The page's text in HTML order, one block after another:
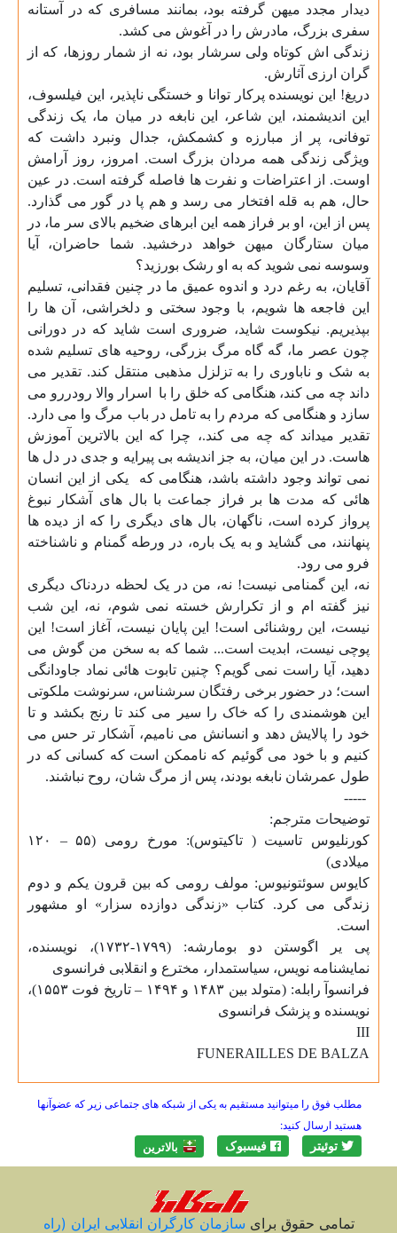
دیدار مجدد میهن گرفته بود، بمانند مسافری که در آستانه
سفری بزرگ، مادرش را در آغوش می کشد.
زندگی اش کوتاه ولی سرشار بود، نه از شمار روزها، که از
گران ارزی آثارش.
دریغ! این نویسنده پرکار توانا و خستگی ناپذیر، این فیلسوف،
این اندیشمند، این شاعر، این نابغه در میان ما، یک زندگی
توفانی، پر از مبارزه و کشمکش، جدال ونبرد داشت که
ویژگی زندگی همه مردان بزرگ است. امروز، روز آرامش
اوست. از اعتراضات و نفرت ها فاصله گرفته است. در عین
حال، هم به قله افتخار می رسد و هم پا در گور می گذارد.
پس از این، او بر فراز همه این ابرهای ضخیم بالای سر ما، در
میان ستارگان میهن خواهد درخشید. شما حاضران، آیا
وسوسه نمی شوید که به او رشک بورزید؟
آقایان، به رغم درد و اندوه عمیق ما در چنین فقدانی، تسلیم
این فاجعه ها شویم، با وجود سختی و دلخراشی، آن ها را
بپذیریم. نیکوست شاید، ضروری است شاید که در دورانی
چون عصر ما، گه گاه مرگ بزرگی، روحیه های تسلیم شده
به شک و ناباوری را به تزلزل مذهبی منتقل کند. تقدیر می
داند چه می کند، هنگامی که خلق را با
اسرار والا رودررو می
سازد و هنگامی که مردم را به تامل در باب مرگ وا می دارد.
تقدیر میداند که چه می کند.، چرا که این بالاترین آموزش
هاست. در این میان، به جز اندیشه بی پیرایه و جدی در دل ها
نمی تواند وجود داشته باشد، هنگامی که
یکی از این انسان
هائی که مدت ها بر فراز جماعت با بال های آشکار نبوغ
پرواز کرده است، ناگهان، بال های دیگری را که از دیده ها
پنهانند، می گشاید و به یک باره، در ورطه گمنام و ناشناخته
فرو می رود.
نه، این گمنامی نیست! نه، من در یک لحظه دردناک دیگری
نیز گفته ام و از تکرارش خسته نمی شوم، نه، این شب
نیست، این روشنائی است! این پایان نیست، آغاز است! این
پوچی نیست، ابدیت است... شما که به سخن من گوش می
دهید، آیا راست نمی گویم؟ چنین تابوت هائی نماد جاودانگی
است؛ در حضور برخی رفتگان سرشناس، سرنوشت ملکوتی
این هوشمندی را که خاک را سیر می کند تا رنج بکشد و تا
خود را پالایش دهد و انسانش می نامیم، آشکار تر حس می
کنیم و با خود می گوئیم که ناممکن است که کسانی که در
طول عمرشان نابغه بودند، پس از مرگ شان، روح نباشند.
-----
توضیحات مترجم:
کورنلیوس تاسیت ( تاکیتوس): مورخ رومی (۵۵–
۱۲۰
میلادی)
کایوس سوئتونیوس: مولف رومی که بین قرون یکم و دوم
زندگی می کرد. کتاب «زندگی دوازده سزار» او مشهور
است.
پی یر اگوستن دو بومارشه: (۱۷۹۹-۱۷۳۲)، نویسنده،
نمایشنامه نویس، سیاستمدار، مخترع و انقلابی فرانسوی
فرانسوآ رابله: (متولد بین ۱۴۸۳ و ۱۴۹۴ – تاریخ فوت ۱۵۵۳)،
نویسنده و پزشک فرانسوی
III
FUNERAILLES DE BALZA
مطلب فوق را میتوانید مستقیم به یکی از شبکه های جتماعی زیر که عضوآنها
هستید ارسال کنید:
توئیتر فیسبوک بالاترين
تمامی حقوق برای سازمان کارگران انقلابی ايران (راه